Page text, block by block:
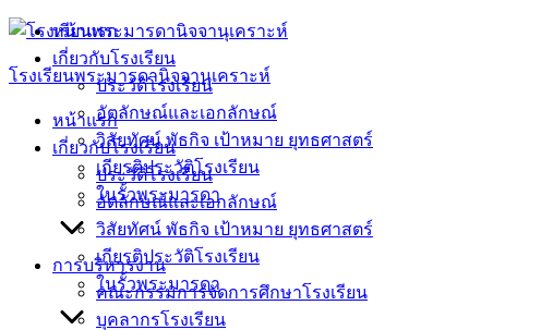
Skip
content
โรงเรียนพระมารดานิจจานุเคราะห์
หน้าแรก
เกี่ยวกับโรงเรียน
ประวัติโรงเรียน
อัตลักษณ์และเอกลักษณ์
วิสัยทัศน์ พัธกิจ เป้าหมาย ยุทธศาสตร์
เกียรติประวัติโรงเรียน
ในรั้วพระมารดา
หน้าแรก
เกี่ยวกับโรงเรียน
ประวัติโรงเรียน
อัตลักษณ์และเอกลักษณ์
วิสัยทัศน์ พัธกิจ เป้าหมาย ยุทธศาสตร์
เกียรติประวัติโรงเรียน
ในรั้วพระมารดา
การบริหารงาน
คณะกรรมการจัดการศึกษาโรงเรียน
บุคลากรโรงเรียน